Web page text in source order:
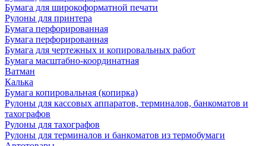
Бумага для широкоформатной печати
Рулоны для принтера
Бумага перфорированная
Бумага перфорированная
Бумага для чертежных и копировальных работ
Бумага масштабно-координатная
Ватман
Калька
Бумага копировальная (копирка)
Рулоны для кассовых аппаратов, терминалов, банкоматов и
тахографов
Рулоны для тахографов
Рулоны для терминалов и банкоматов из термобумаги